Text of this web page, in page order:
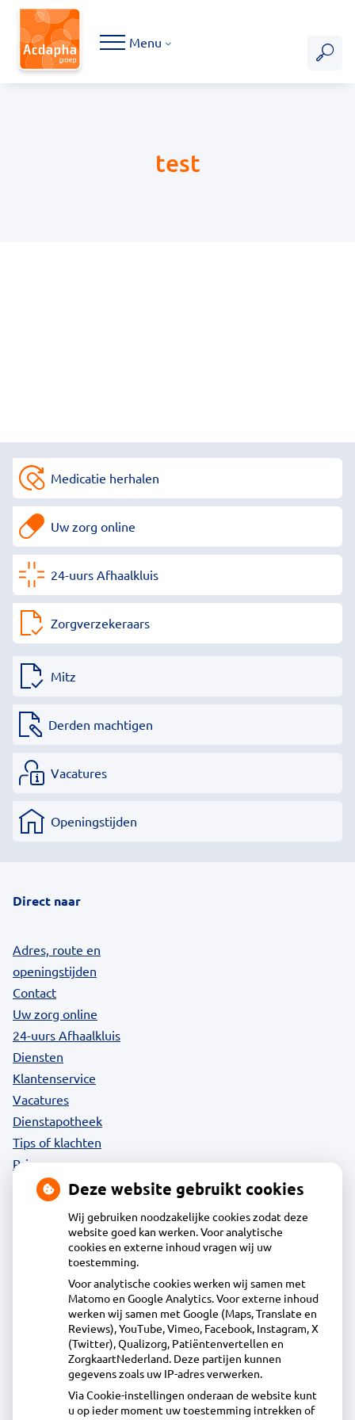
Hoofdmenu
Menu
test
Medicatie herhalen
Uw zorg online
24-uurs Afhaalkluis
Zorgverzekeraars
Mitz
Derden machtigen
Vacatures
Openingstijden
Direct naar
Adres, route en
openingstijden
Contact
Uw zorg online
24-uurs Afhaalkluis
Diensten
Klantenservice
Vacatures
Dienstapotheek
Tips of klachten
Privacy
Acdapha Apotheek Langedijk
Voorburggracht 212, 1722GV Zuid-Scharwoude
0226313918
info@apotheeklangedijk.nl
Inschrijven
Deze website gebruikt cookies
Wij gebruiken noodzakelijke cookies zodat deze
website goed kan werken. Voor analytische
cookies en externe inhoud vragen wij uw
toestemming.
Voor analytische cookies werken wij samen met
Matomo en Google Analytics. Voor externe inhoud
werken wij samen met Google (Maps, Translate en
Reviews), YouTube, Vimeo, Facebook, Instagram, X
(Twitter), Qualizorg, Patiëntenvertellen en
ZorgkaartNederland. Deze partijen kunnen
gegevens zoals uw IP-adres verwerken.
Via Cookie-instellingen onderaan de website kunt
u op ieder moment uw toestemming intrekken of